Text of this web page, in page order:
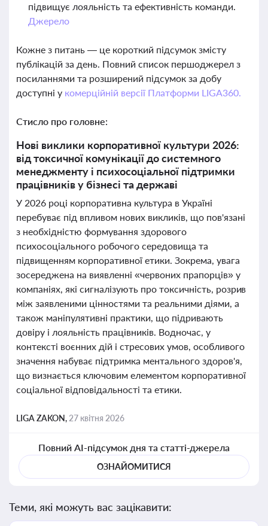
підвищує лояльність та ефективність команди.
Джерело
Кожне з питань — це короткий підсумок змісту
публікацій за день. Повний список першоджерел з
посиланнями та розширений підсумок за добу
доступні у комерційній версії Платформи LIGA360.
Стисло про головне:
Нові виклики корпоративної культури 2026:
від токсичної комунікації до системного
менеджменту і психосоціальної підтримки
працівників у бізнесі та державі
У 2026 році корпоративна культура в Україні
перебуває під впливом нових викликів, що пов'язані
з необхідністю формування здорового
психосоціального робочого середовища та
підвищенням корпоративної етики. Зокрема, увага
зосереджена на виявленні «червоних прапорців» у
компаніях, які сигналізують про токсичність, розрив
між заявленими цінностями та реальними діями, а
також маніпулятивні практики, що підривають
довіру і лояльність працівників. Водночас, у
контексті воєнних дій і стресових умов, особливого
значення набуває підтримка ментального здоров'я,
що визнається ключовим елементом корпоративної
соціальної відповідальності та етики.
LIGA ZAKON, 27 квітня 2026
Повний AI-підсумок дня та статті-джерела
ОЗНАЙОМИТИСЯ
Теми, які можуть вас зацікавити: